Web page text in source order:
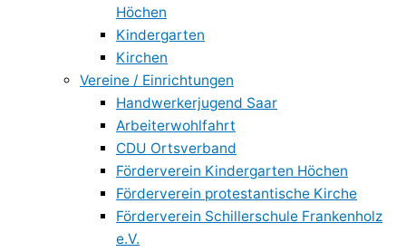
Höchen
Kindergarten
Kirchen
Vereine / Einrichtungen
Handwerkerjugend Saar
Arbeiterwohlfahrt
CDU Ortsverband
Förderverein Kindergarten Höchen
Förderverein protestantische Kirche
Förderverein Schillerschule Frankenholz
e.V.